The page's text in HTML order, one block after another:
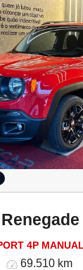
Renegade
4P MANUAL
69.510 km